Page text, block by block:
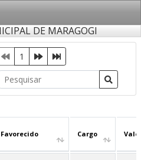
DE MARAGOGI
1
Favorecido Cargo